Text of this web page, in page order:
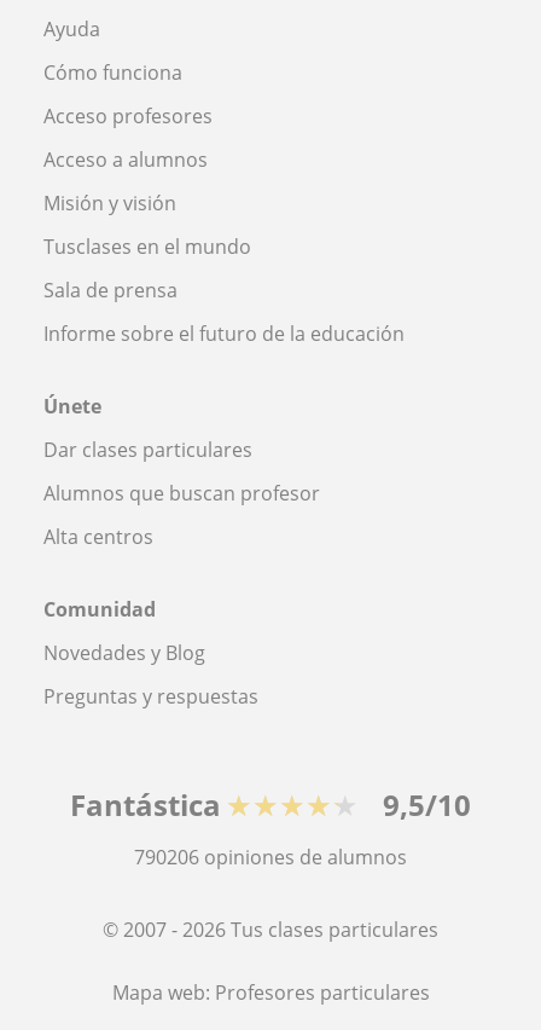
Ayuda
Cómo funciona
Acceso profesores
Acceso a alumnos
Misión y visión
Tusclases en el mundo
Sala de prensa
Informe sobre el futuro de la educación
Únete
Dar clases particulares
Alumnos que buscan profesor
Alta centros
Comunidad
Novedades y Blog
Preguntas y respuestas
Fantástica ★★★★★ 9,5/10
790206 opiniones de alumnos
© 2007 - 2026 Tus clases particulares
Mapa web: Profesores particulares